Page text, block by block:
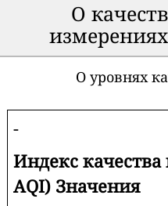
О
О уровнях
-
Индекс
AQI) Значения